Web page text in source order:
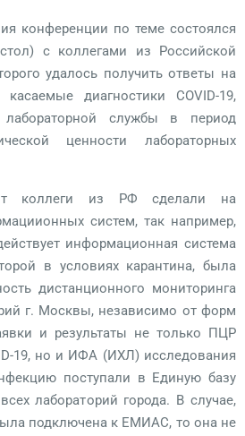
конференции по теме состоялся
с коллегами из Российской
удалось получить ответы на
диагностики COVID-19,
лабораторной службы в период
ценности лабораторных
из РФ сделали на
систем, так например,
информационная система
в условиях карантина, была
дистанционного мониторинга
г. Москвы, независимо от форм
и результаты не только ПЦР
19, но и ИФА (ИХЛ) исследования
поступали в Единую базу
лабораторий города. В случае,
подключена к ЕМИАС, то она не